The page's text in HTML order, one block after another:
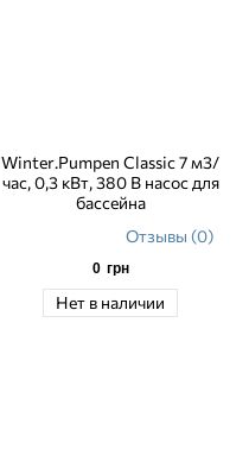
Winter.Pumpen Classic 7 м3/
час, 0,3 кВт, 380 В насос для
бассейна
Отзывы (0)
0 грн
Нет в наличии